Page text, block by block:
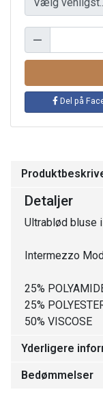
Del på
Detaljer
Ultrablød bluse
Intermezzo
25%
25%
50% VISCOSE
Yderligere
Bedømmelser